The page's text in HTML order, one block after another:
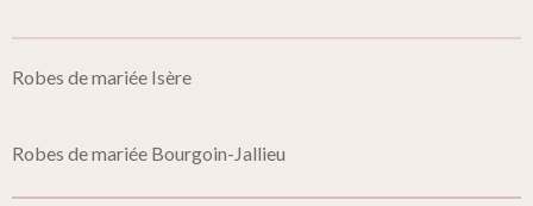
Robes de mariée Isère
Robes de mariée Bourgoin-Jallieu